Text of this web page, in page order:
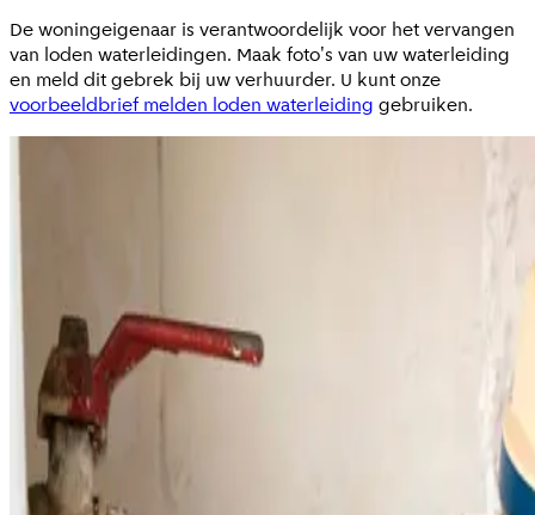
De woningeigenaar is verantwoordelijk voor het vervangen
van loden waterleidingen. Maak foto's van uw waterleiding
en meld dit gebrek bij uw verhuurder. U kunt onze
voorbeeldbrief melden loden waterleiding gebruiken.